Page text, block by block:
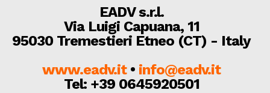
EADV s.r.l.
Via Luigi Capuana, 11
95030 Tremestieri Etneo (CT) - Italy
www.eadv.it• info@eadv.it
Tel: +39 0645920501